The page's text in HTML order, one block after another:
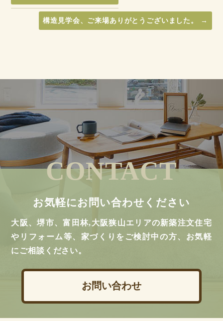
構造見学会、ご来場ありがとうございました。 →
CONTACT
お気軽にお問い合わせください
大阪、堺市、富田林,大阪狭山エリアの新築注文住宅
やリフォーム等、家づくりをご検討中の方、お気軽
にご相談ください。
お問い合わせ